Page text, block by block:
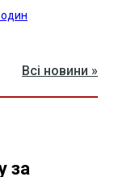
Всі новини »
за